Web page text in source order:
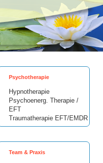
Psychotherapie
Hypnotherapie
Psychoenerg. Therapie /
EFT
Traumatherapie EFT/EMDR
Team & Praxis